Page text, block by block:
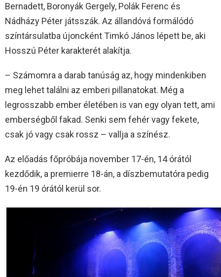
Bernadett, Boronyák Gergely, Polák Ferenc és
Nádházy Péter játsszák. Az állandóvá formálódó
színtársulatba újoncként Timkó János lépett be, aki
Hosszú Péter karakterét alakítja.
– Számomra a darab tanúság az, hogy mindenkiben
meg lehet találni az emberi pillanatokat. Még a
legrosszabb ember életében is van egy olyan tett, ami
emberségből fakad. Senki sem fehér vagy fekete,
csak jó vagy csak rossz – vallja a színész.
Az előadás főpróbája november 17-én, 14 órától
kezdődik, a premierre 18-án, a díszbemutatóra pedig
19-én 19 órától kerül sor.